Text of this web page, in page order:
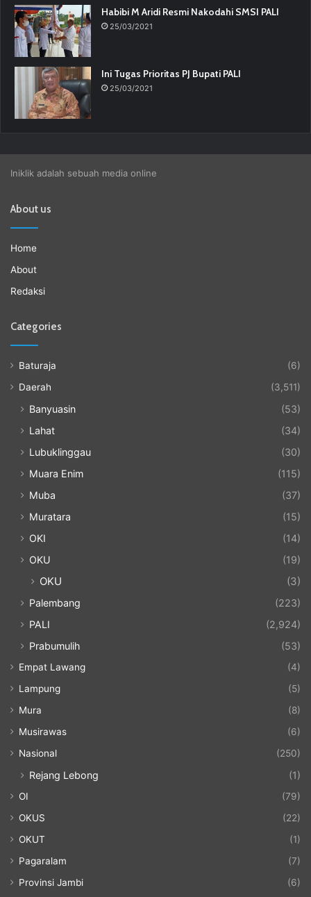
Habibi M Aridi Resmi Nakodahi SMSI PALI
25/03/2021
Ini Tugas Prioritas PJ Bupati PALI
25/03/2021
Iniklik adalah sebuah media online
About us
Home
About
Redaksi
Categories
Baturaja
(6)
Daerah
(3,511)
Banyuasin
(53)
Lahat
(34)
Lubuklinggau
(30)
Muara Enim
(115)
Muba
(37)
Muratara
(15)
OKI
(14)
OKU
(19)
OKU (3)
Palembang
(223)
PALI
(2,924)
Prabumulih
(53)
Empat Lawang
(4)
Lampung
(5)
Mura
(8)
Musirawas
(6)
Nasional
(250)
Rejang Lebong (1)
OI
(79)
OKUS
(22)
OKUT
(1)
Pagaralam
(7)
Provinsi Jambi
(6)